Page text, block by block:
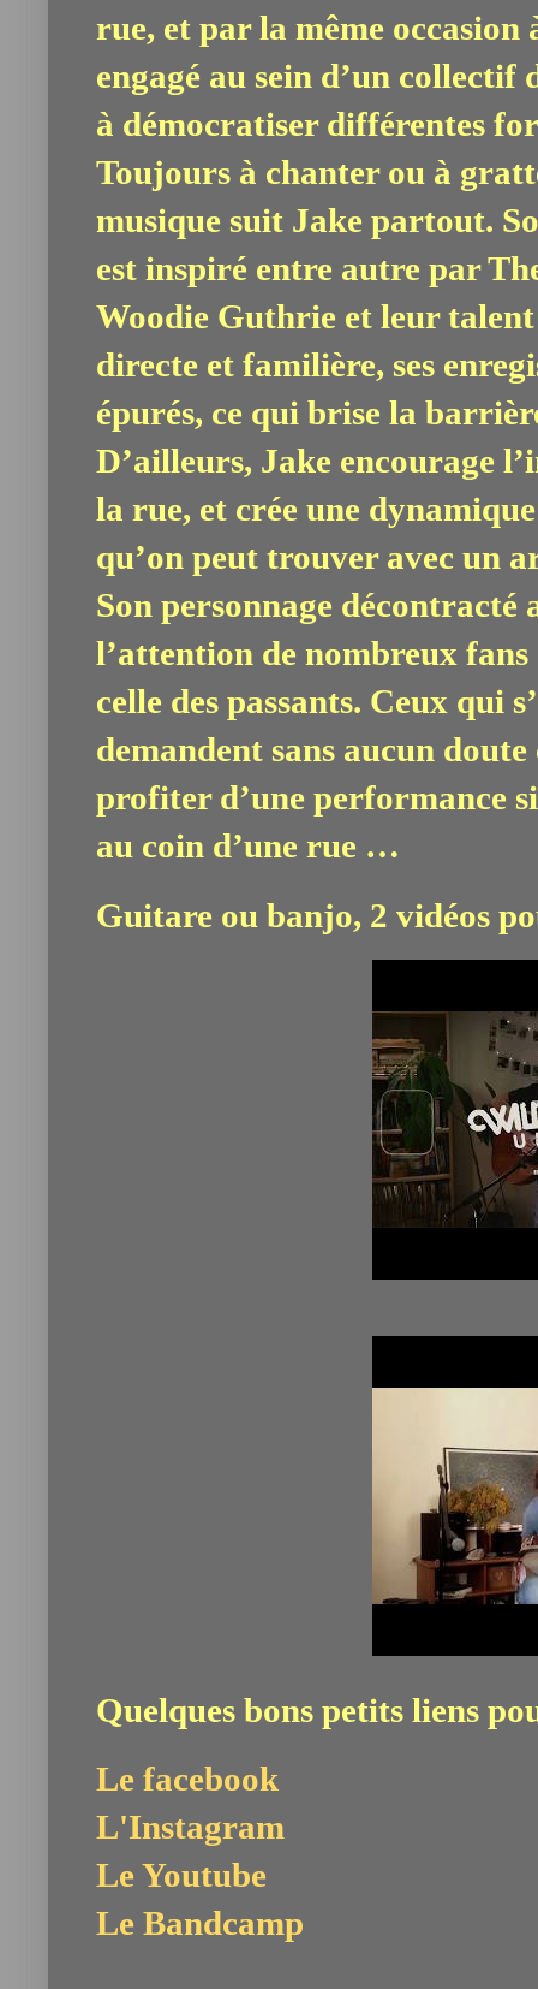
rue, et par la même occasion
engagé au sein d’un
à démocratiser différentes
Toujours à chanter ou à
musique suit Jake partout.
est inspiré entre autre par
Woodie Guthrie et leur talent
directe et familière, ses
épurés, ce qui brise la
D’ailleurs, Jake encourage
la rue, et crée une
qu’on peut trouver avec un
Son personnage
l’attention de nombreux
celle des passants. Ceux qui
demandent sans aucun
profiter d’une performance
au coin d’une rue …
Guitare ou banjo, 2 vidéos
Quelques bons petits liens
Le facebook
L'Instagram
Le Youtube
Le Bandcamp